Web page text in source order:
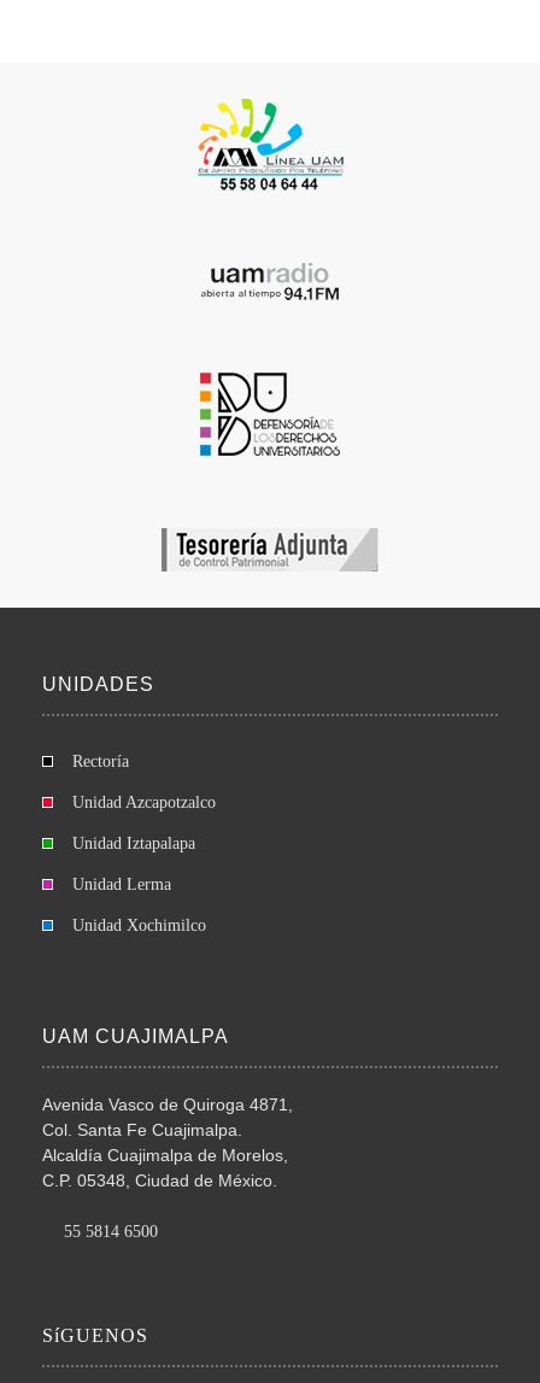
UNIDADES
Rectoría
Unidad Azcapotzalco
Unidad Iztapalapa
Unidad Lerma
Unidad Xochimilco
UAM CUAJIMALPA
Avenida Vasco de Quiroga 4871,
Col. Santa Fe Cuajimalpa.
Alcaldía Cuajimalpa de Morelos,
C.P. 05348, Ciudad de México.
55 5814 6500
SíGUENOS